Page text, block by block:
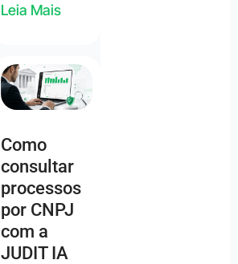
Leia Mais
Como
consultar
processos
por CNPJ
com a
JUDIT IA